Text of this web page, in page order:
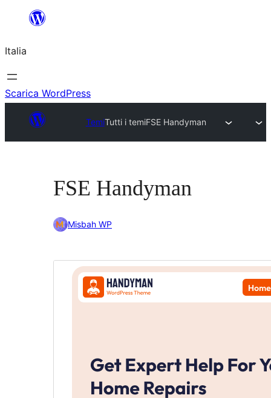
contenuto
Italia
Scarica WordPress
TemiTutti i temiFSE Handyman
FSE Handyman
Misbah WP